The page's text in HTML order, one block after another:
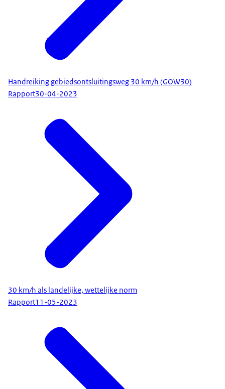
Handreiking gebiedsontsluitingsweg 30 km/h (GOW30)
Rapport30-04-2023
30 km/h als landelijke, wettelijke norm
Rapport11-05-2023